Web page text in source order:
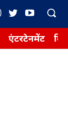
एंटरटेनमेंट